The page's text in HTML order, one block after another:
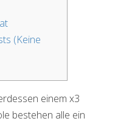
(Keine
einem x3
bestehen alle ein